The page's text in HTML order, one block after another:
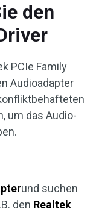
den
PCIe Family
Audioadapter
um das Audio-
und suchen
den Realtek